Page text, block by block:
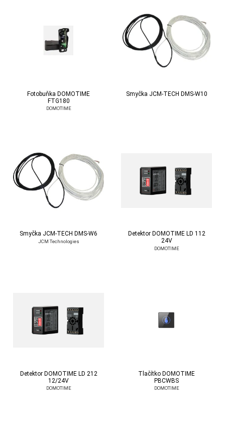
Fotobuňka DOMOTIME
FTG180
DOMOTIME
Smyčka JCM-TECH DMS-W10
Smyčka JCM-TECH DMS-W6
JCM Technologies
Detektor DOMOTIME LD 112
24V
DOMOTIME
Detektor DOMOTIME LD 212
12/24V
DOMOTIME
Tlačítko DOMOTIME
PBCWBS
DOMOTIME